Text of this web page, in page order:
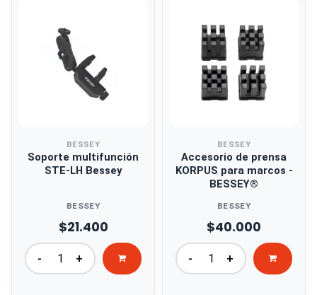
BESSEY
Soporte multifunción
STE-LH Bessey
BESSEY
$21.400
- +
BESSEY
Accesorio de prensa
KORPUS para marcos -
BESSEY®
BESSEY
$40.000
- +